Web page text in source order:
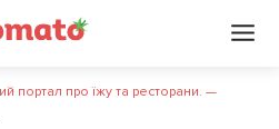
портал про їжу та ресторани. —